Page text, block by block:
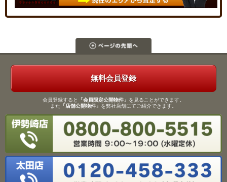
無料会員登録
会員登録すると 「会員限定公開物件」 を見ることができます。
また 「店舗公開物件」 を弊社店舗にてご紹介できます。